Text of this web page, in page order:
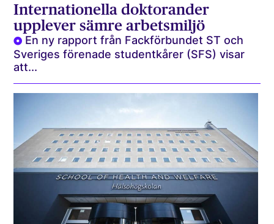
Internationella doktorander
upplever sämre arbetsmiljö
En ny rapport från Fackförbundet ST och
Sveriges förenade studentkårer (SFS) visar
att...